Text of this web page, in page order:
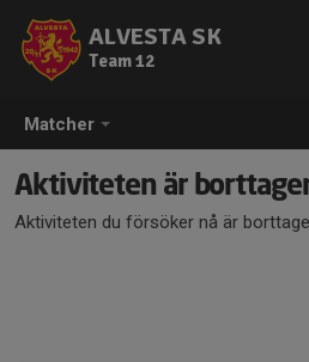
Matcher
ALVESTA SK
Team 12
Aktiviteten är
Aktiviteten du försöker nå är